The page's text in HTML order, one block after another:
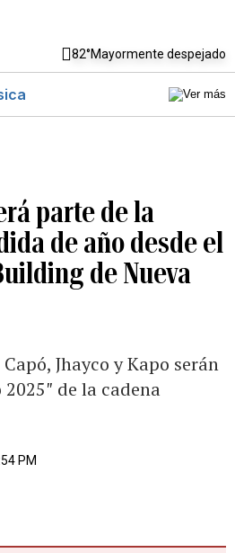
82°Mayormente despejado
parte de la
de año desde el
de Nueva
Jhayco y Kapo serán
de la cadena
PM